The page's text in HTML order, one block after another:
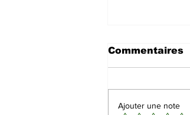
Commentaires
Ajouter une note